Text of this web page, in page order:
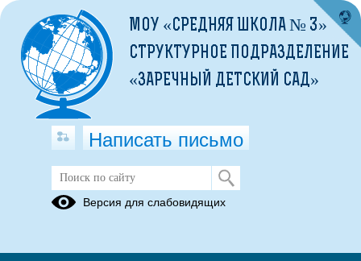
Порядок обеспечения бесплатным
одноразовым горячим питанием
посещающих гпд
МОУ «СРЕДНЯЯ ШКОЛА № 3»
СТРУКТУРНОЕ ПОДРАЗДЕЛЕНИЕ
«ЗАРЕЧНЫЙ ДЕТСКИЙ САД»
Написать письмо
Версия для слабовидящих